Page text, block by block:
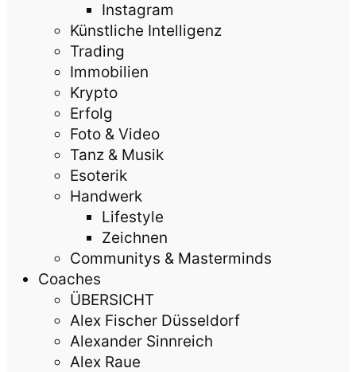
Instagram
Künstliche Intelligenz
Trading
Immobilien
Krypto
Erfolg
Foto & Video
Tanz & Musik
Esoterik
Handwerk
Lifestyle
Zeichnen
Communitys & Masterminds
Coaches
ÜBERSICHT
Alex Fischer Düsseldorf
Alexander Sinnreich
Alex Raue